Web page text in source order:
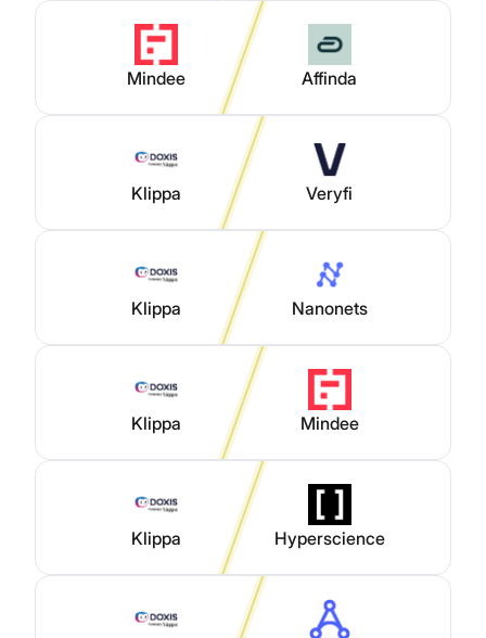
Mindee Affinda
Klippa Veryfi
Klippa Nanonets
Klippa Mindee
Klippa Hyperscience